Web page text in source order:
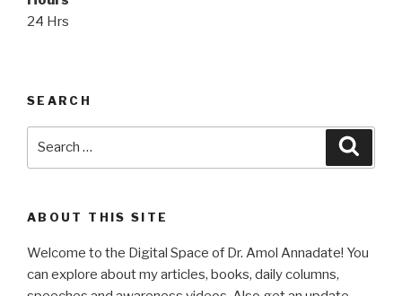
24 Hrs
SEARCH
ABOUT THIS SITE
Welcome to the Digital Space of Dr. Amol Annadate! You
can explore about my articles, books, daily columns,